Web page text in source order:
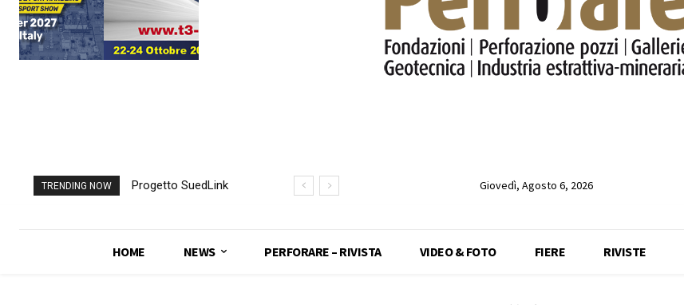
TRENDING NOW
Progetto SuedLink
con TBM del
Galleria di Base del
“congiungono”
Giovedì, Agosto 6, 2026
HOME NEWS PERFORARE – RIVISTA VIDEO & FOTO FIERE RIVISTE